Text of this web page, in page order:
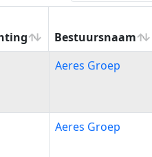
Bestuursnaam
Bestuursnaam
Aeres Groep
Aeres Groep